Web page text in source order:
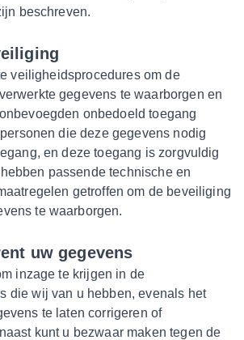
beschreven.
veiligheidsprocedures om de
gegevens te waarborgen en
onbedoeld toegang
die deze gegevens nodig
en deze toegang is zorgvuldig
passende technische en
getroffen om de beveiliging
te waarborgen.
uw gegevens
inzage te krijgen in de
die wij van u hebben, evenals het
te laten corrigeren of
kunt u bezwaar maken tegen de